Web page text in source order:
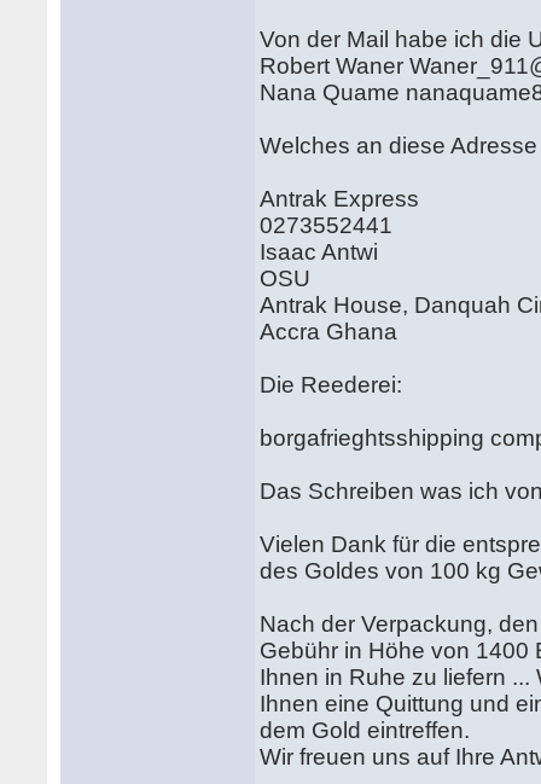
Von der Mail habe ich die
Robert Waner
Nana Quame
Welches an diese
Antrak Express
0273552441
Isaac Antwi
OSU
Antrak House, Danquah
Accra Ghana
Die Reederei:
borgafrieghtsshipping
Das Schreiben was ich
Vielen Dank für die
des Goldes von 100 kg
Nach der Verpackung,
Gebühr in Höhe von 1400
Ihnen in Ruhe zu liefern
Ihnen eine Quittung und
dem Gold eintreffen.
Wir freuen uns auf Ihre